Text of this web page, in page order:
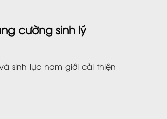
cường sinh lý
sinh lực nam giới cải thiện